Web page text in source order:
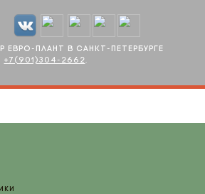
Евро-плант в Санкт-Петербурге
+7(901)304-2662.